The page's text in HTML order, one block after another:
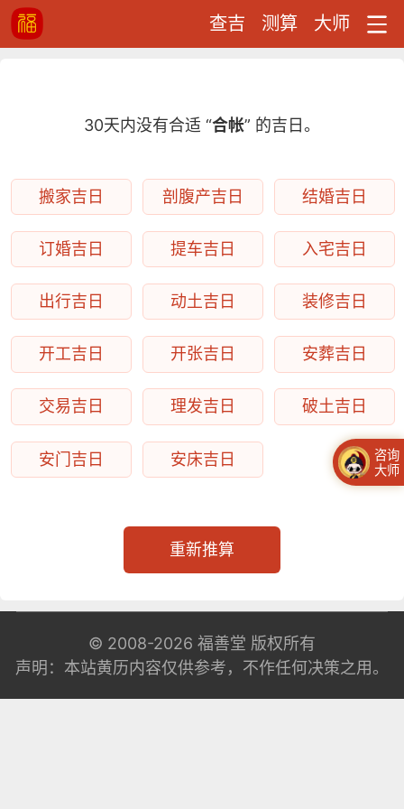
查吉 测算 大师
30天内没有合适 “合帐” 的吉日。
搬家吉日 剖腹产吉日 结婚吉日
订婚吉日 提车吉日 入宅吉日
出行吉日 动土吉日 装修吉日
开工吉日 开张吉日 安葬吉日
交易吉日 理发吉日 破土吉日
安门吉日 安床吉日
重新推算
© 2008-2026 福善堂 版权所有
声明：本站黄历内容仅供参考，不作任何决策之用。
咨询
大师